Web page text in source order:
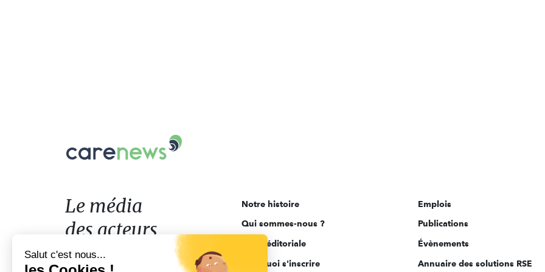
Le
acteurs
de
l'engagement
Le média
des acteurs
de l'engagement
Notre histoire
Qui sommes-nous ?
Ligne éditoriale
Pourquoi s'inscrire
Emplois
Publications
Évènements
Annuaire des solutions RSE
Salut c'est nous...